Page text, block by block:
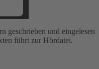
geschrieben und eingelesen
führt zur Hördatei.